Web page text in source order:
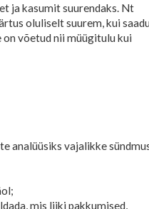
ja kasumit suurendaks. Nt
oluliselt suurem, kui
on võetud nii müügitulu kui
analüüsiks vajalikke
mis liiki pakkumised,